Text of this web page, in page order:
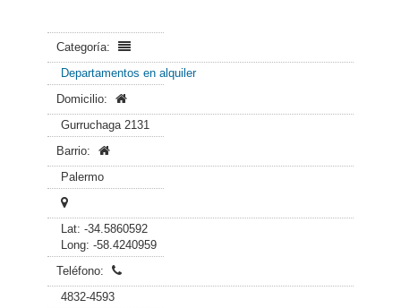
Categoría:
Departamentos en alquiler
Domicilio:
Gurruchaga 2131
Barrio:
Palermo
Lat: -34.5860592
Long: -58.4240959
Teléfono:
4832-4593